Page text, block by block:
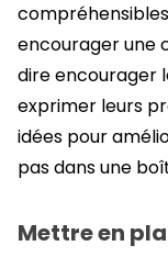
encourager une
dire encourager
exprimer leurs
idées pour
pas dans une
Mettre en